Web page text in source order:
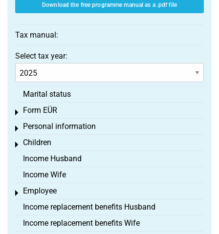
Download the free programme manual as a .pdf file
Tax manual:
Select tax year:
Marital status
Form EÜR
Toggle menu
Personal information
Toggle menu
Children
Toggle menu
Income Husband
Income Wife
Employee
Toggle menu
Income replacement benefits Husband
Income replacement benefits Wife